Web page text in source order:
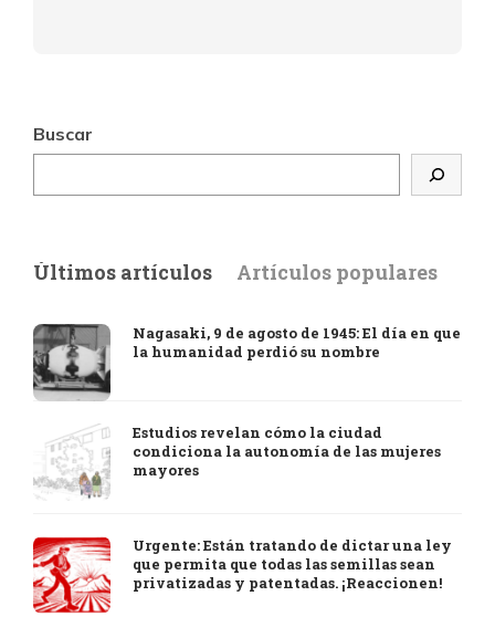
Buscar
Últimos artículos Artículos populares
Nagasaki, 9 de agosto de 1945: El día en que
la humanidad perdió su nombre
Estudios revelan cómo la ciudad
condiciona la autonomía de las mujeres
mayores
Urgente: Están tratando de dictar una ley
que permita que todas las semillas sean
privatizadas y patentadas. ¡Reaccionen!